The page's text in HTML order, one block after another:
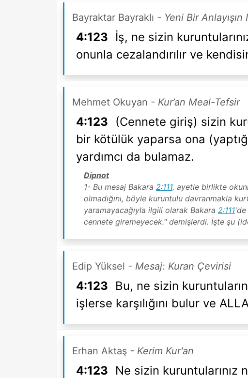
Bayraktar Bayraklı - Yeni Bir Anlayışın
4:123
İş, ne sizin
onunla cezalandırılır ve
Mehmet Okuyan - Kur’an Meal-Tefsir
4:123 (Cennete giriş) sizin
bir kötülük yaparsa ona
yardımcı da bulamaz.
Dipnot
1- Bu mesaj Bakara 2:111. ayetle birlikte
olmadığını, böyle kuruntulu davranmakla
yaramayacağıyla ilgili olarak Bakara 2:111'de
cennete giremeyecek." demişlerdi. İşte şu
Edip Yüksel - Mesaj: Kuran Çevirisi
4:123
Bu, ne sizin
işlerse karşılığını bulur ve
Erhan Aktaş - Kerim Kur'an
4:123
Ne sizin kuruntularınız